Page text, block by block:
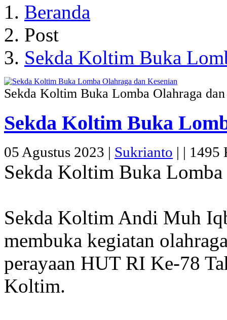
Beranda
Post
Sekda Koltim Buka
Sekda Koltim Buka Lomba Olahraga
Sekda Koltim Buka
05 Agustus 2023 | Sukrianto | | 1495
Sekda Koltim Buka Lomba
Sekda Koltim Andi Muh
membuka kegiatan
perayaan HUT RI Ke-78
Koltim.